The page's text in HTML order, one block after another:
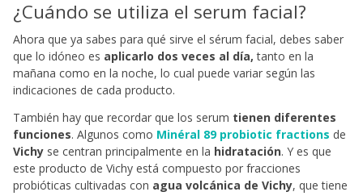
¿Cuándo se utiliza el serum facial?
Ahora que ya sabes para qué sirve el sérum facial, debes saber
que lo idóneo es aplicarlo dos veces al día, tanto en la
mañana como en la noche, lo cual puede variar según las
indicaciones de cada producto.
También hay que recordar que los serum tienen diferentes
funciones. Algunos como Minéral 89 probiotic fractions de
Vichy se centran principalmente en la hidratación. Y es que
este producto de Vichy está compuesto por fracciones
probióticas cultivadas con agua volcánica de Vichy, que tiene